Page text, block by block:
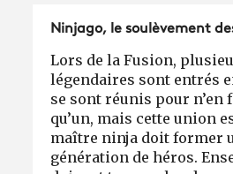
Ninjago, le soulèvement
Lors de la Fusion,
légendaires sont entrés
se sont réunis pour n’en
qu’un, mais cette union
maître ninja doit former
génération de héros.